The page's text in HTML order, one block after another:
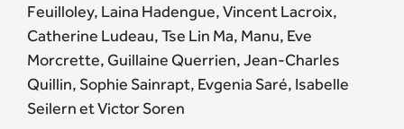
Feuilloley, Laina Hadengue, Vincent Lacroix,
Catherine Ludeau, Tse Lin Ma, Manu, Eve
Morcrette, Guillaine Querrien, Jean-Charles
Quillin, Sophie Sainrapt, Evgenia Saré, Isabelle
Seilern et Victor Soren